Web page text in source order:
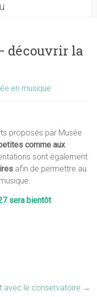
découvrir la
en musique
proposés par Musée
comme aux
sont également
afin de permettre au
sera bientôt
avec le conservatoire →